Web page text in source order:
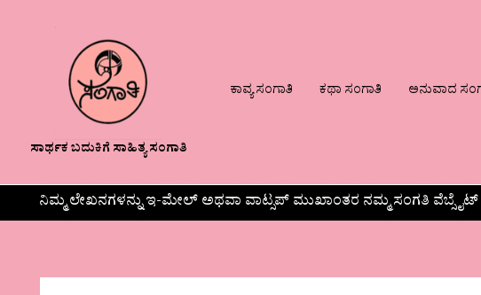
ಸಾರ್ಥಕ ಬದುಕಿಗೆ ಸಾಹಿತ್ಯ ಸಂಗಾತಿ
ಕಾವ್ಯ ಸಂಗಾತಿ ಕಥಾ ಸಂಗಾತಿ ಅನುವಾದ
ನಿಮ್ಮ ಲೇಖನಗಳನ್ನು ಇ-ಮೇಲ್ ಅಥವಾ ವಾಟ್ಸಪ್ ಮುಖಾಂತರ ನಮ್ಮ ಸಂಗತಿ